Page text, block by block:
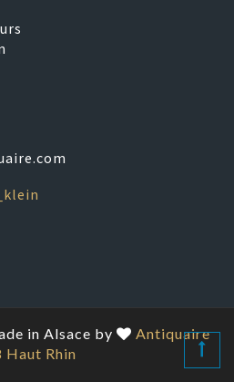
in Alsace by
Antiquaire
Haut Rhin